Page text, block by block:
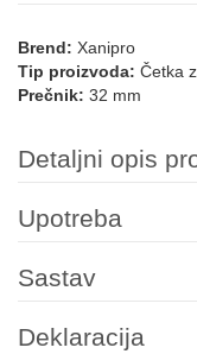
Brend: Xanipro
Tip proizvoda: Četka
Prečnik: 32 mm
Detaljni opis
Upotreba
Sastav
Deklaracija